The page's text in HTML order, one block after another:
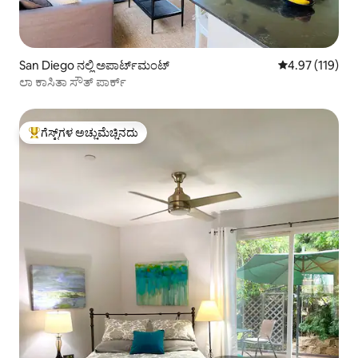
San Diego ನಲ್ಲಿ ಅಪಾರ್ಟ್‌ಮಂಟ್ 5 ರಲ್ಲಿ 4.97
4.97 (119)
ಲಾ ಕಾಸಿತಾ ಸೌತ್ ಪಾರ್ಕ್
ಗೆಸ್ಟ್‌ಗಳಿಗೆ ಅತಿ ಹೆಚ್ಚು ಅಚ್ಚುಮೆಚ್ಚಿನದು
ಗೆಸ್ಟ್‌ಗಳ ಅಚ್ಚುಮೆಚ್ಚಿನದು